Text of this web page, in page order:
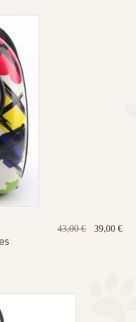
43,00€
Original
39,00€Η